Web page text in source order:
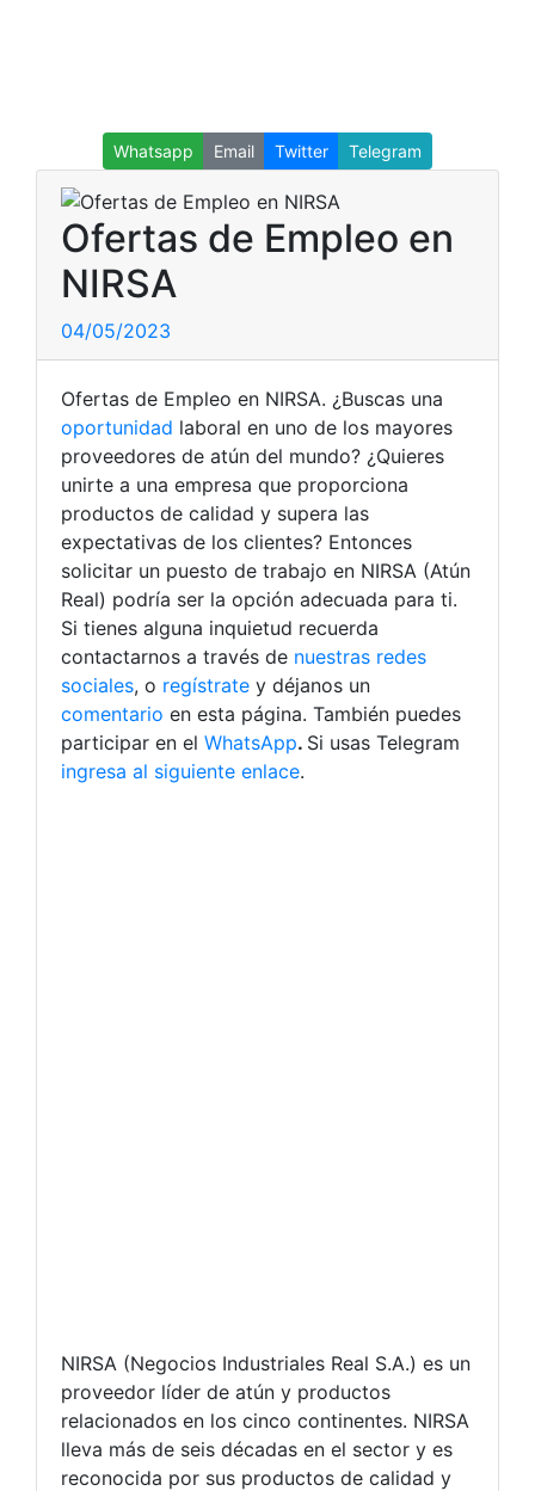
Whatsapp Email Twitter Telegram
Ofertas de Empleo en
NIRSA
04/05/2023
Ofertas de Empleo en NIRSA. ¿Buscas una
oportunidad laboral en uno de los mayores
proveedores de atún del mundo? ¿Quieres
unirte a una empresa que proporciona
productos de calidad y supera las
expectativas de los clientes? Entonces
solicitar un puesto de trabajo en NIRSA (Atún
Real) podría ser la opción adecuada para ti.
Si tienes alguna inquietud recuerda
contactarnos a través de nuestras redes
sociales, o regístrate y déjanos un
comentario en esta página. También puedes
participar en el WhatsApp. Si usas Telegram
ingresa al siguiente enlace.
NIRSA (Negocios Industriales Real S.A.) es un
proveedor líder de atún y productos
relacionados en los cinco continentes. NIRSA
lleva más de seis décadas en el sector y es
reconocida por sus productos de calidad y